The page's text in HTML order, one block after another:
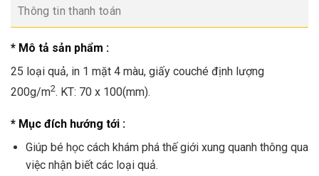
Thông tin thanh toán
* Mô tả sản phẩm :
25 loại quả, in 1 mặt 4 màu, giấy couché định lượng
200g/m2. KT: 70 x 100(mm).
* Mục đích hướng tới :
Giúp bé học cách khám phá thế giới xung quanh thông qua
việc nhận biết các loại quả.